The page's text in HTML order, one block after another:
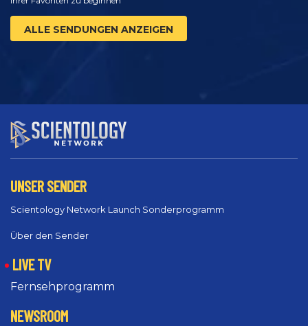
ALLE SENDUNGEN ANZEIGEN
UNSER SENDER
Scientology Network Launch Sonderprogramm
Über den Sender
LIVE TV
Fernsehprogramm
NEWSROOM